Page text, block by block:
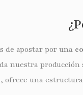
de apostar por una
nuestra
ofrece una